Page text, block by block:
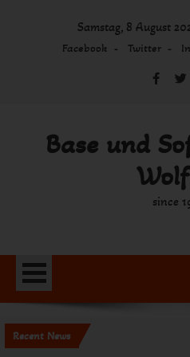
Samstag, 8 August
Facebook Twitter
Base und
since
Recent News